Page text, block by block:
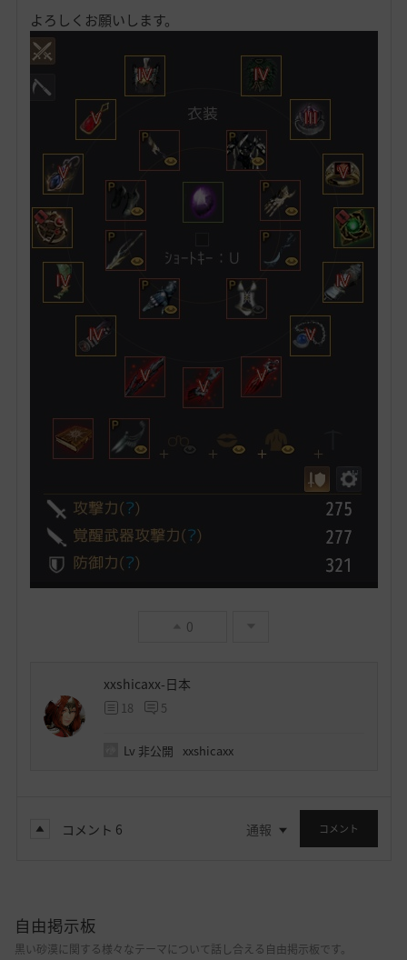
よろしくお願いします。
0
xxshicaxx-日本
18 5
Lv 非公開 xxshicaxx
コメント 6 通報 コメント
自由掲示板
黒い砂漠に関する様々なテーマについて話し合える自由掲示板です。